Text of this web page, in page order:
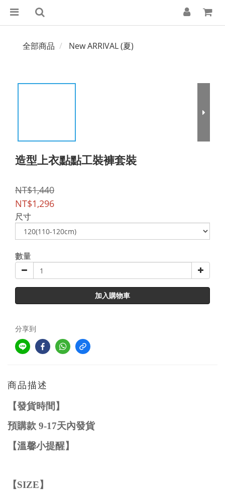
全部商品 New ARRIVAL (夏)
造型上衣點點工裝褲套裝
NT$1,440
NT$1,296
尺寸
數量
加入購物車
分享到
商品描述
【發貨時間】
預購款 9-17天內發貨
【溫馨小提醒】
【SIZE】